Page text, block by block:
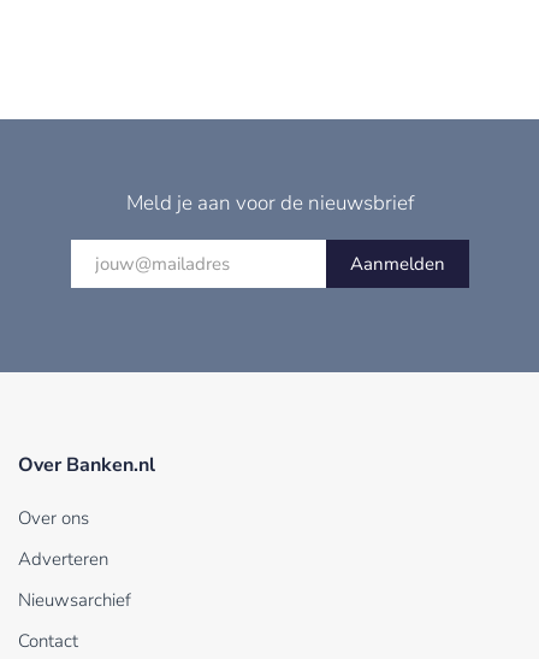
Meld je aan voor de nieuwsbrief
Aanmelden
Over Banken.nl
Over ons
Adverteren
Nieuwsarchief
Contact